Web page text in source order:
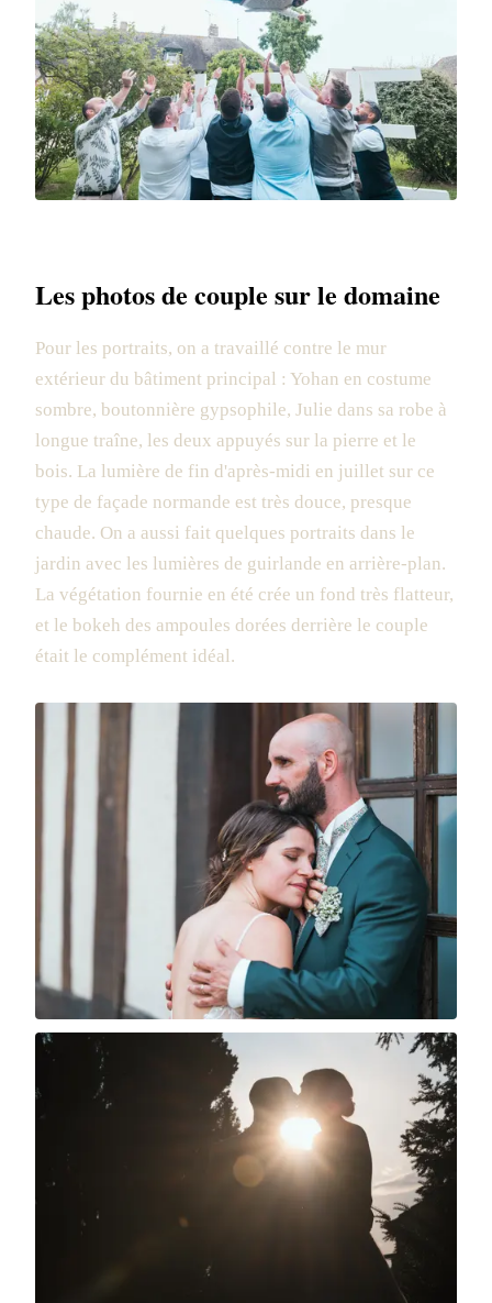
Les photos de couple sur le domaine
Pour les portraits, on a travaillé contre le mur
extérieur du bâtiment principal : Yohan en costume
sombre, boutonnière gypsophile, Julie dans sa robe à
longue traîne, les deux appuyés sur la pierre et le
bois. La lumière de fin d'après-midi en juillet sur ce
type de façade normande est très douce, presque
chaude. On a aussi fait quelques portraits dans le
jardin avec les lumières de guirlande en arrière-plan.
La végétation fournie en été crée un fond très flatteur,
et le bokeh des ampoules dorées derrière le couple
était le complément idéal.